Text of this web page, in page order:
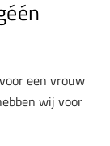
een vrouw
wij voor